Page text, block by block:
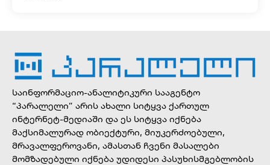
საინფორმაციო-ანალიტიკური სააგენტო
“პარალელი” არის ახალი სიტყვა ქართულ
ინტერნეტ-მედიაში და ეს სიტყვა იქნება
მაქსიმალურად ობიექტური, მიუკერძოებული,
მრავალფეროვანი, ამასთან ჩვენი მასალები
მომზადებული იქნება უდიდესი პასუხისმგებლობის